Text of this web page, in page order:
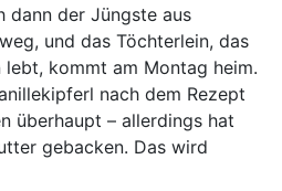
dann der Jüngste aus
und das Töchterlein, das
kommt am Montag heim.
nach dem Rezept
überhaupt – allerdings hat
gebacken. Das wird